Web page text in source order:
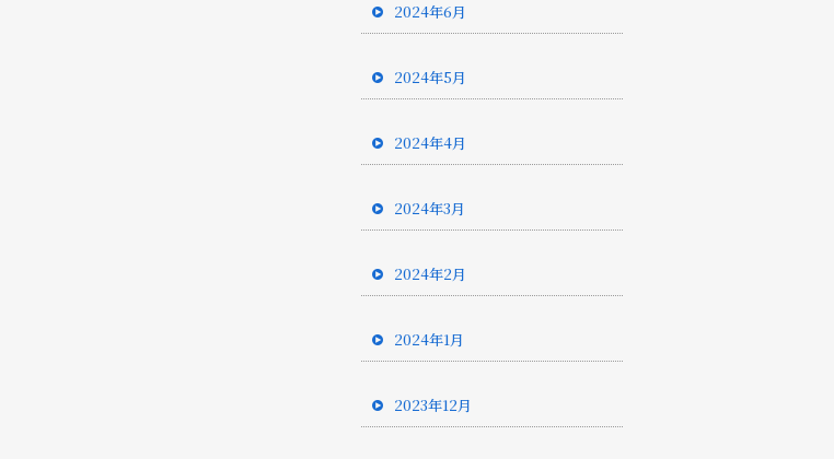
2024年6月
2024年5月
2024年4月
2024年3月
2024年2月
2024年1月
2023年12月